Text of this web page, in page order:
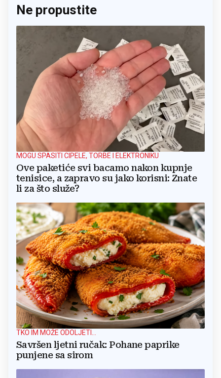
Ne propustite
MOGU SPASITI CIPELE, TORBE I ELEKTRONIKU
Ove paketiće svi bacamo nakon kupnje
tenisice, a zapravo su jako korisni: Znate
li za što služe?
TKO IM MOŽE ODOLJETI...
Savršen ljetni ručak: Pohane paprike
punjene sa sirom